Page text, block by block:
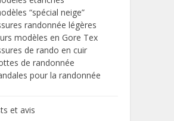
“spécial neige”
randonnée légères
modèles en Gore Tex
de rando en cuir
de randonnée
pour la randonnée
et avis